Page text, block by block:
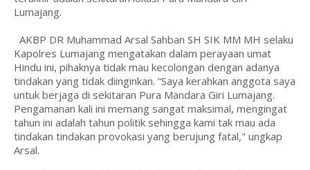
Lumajang.
AKBP DR Muhammad Arsal Sahban SH SIK MM MH selaku
Kapolres Lumajang mengatakan dalam perayaan umat
Hindu ini, pihaknya tidak mau kecolongan dengan adanya
tindakan yang tidak diinginkan. “Saya kerahkan anggota saya
untuk berjaga di sekitaran Pura Mandara Giri Lumajang.
Pengamanan kali ini memang sangat maksimal, mengingat
tahun ini adalah tahun politik sehingga kami tak mau ada
tindakan tindakan provokasi yang berujung fatal," ungkap
Arsal.